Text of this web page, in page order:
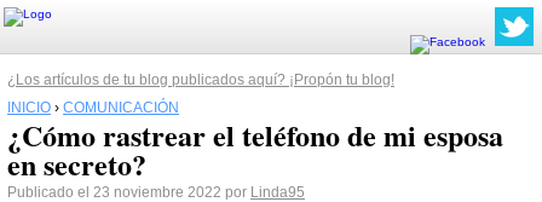
¿Los artículos de tu blog publicados aquí? ¡Propón tu blog!
INICIO › COMUNICACIÓN
¿Cómo rastrear el teléfono de mi esposa
en secreto?
Publicado el 23 noviembre 2022 por Linda95